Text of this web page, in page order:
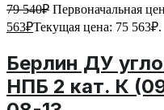
79 540₽ Первоначальная
563₽Текущая цена: 75 563₽.
Берлин ДУ
НПБ 2 кат. К